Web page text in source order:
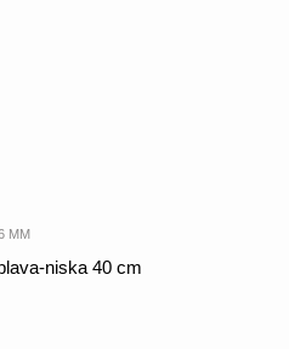
MM
niska 40 cm